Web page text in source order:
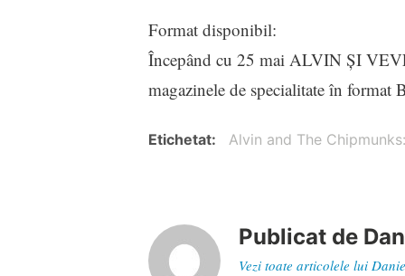
Format disponibil:
Începând cu 25 mai ALVIN ȘI
magazinele de specialitate în format
Etichetat Alvin and The
Publicat de
Vezi toate articolele lui